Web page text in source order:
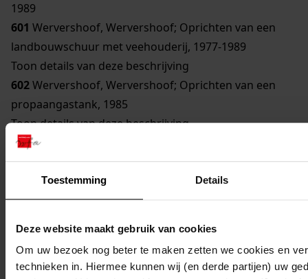
Toestemming Details
Deze website maakt gebruik van cookies
Om uw bezoek nog beter te maken zetten we cookies en
technieken in. Hiermee kunnen wij (en derde partijen) uw
1989
601 Wervershoof, Wervershoof; Oprichten van een
landbouwschuur met veehouderij, 1977-1989
Toon details van deze beschrijving
602Wervershoof, Wervershoof; Oprichten van een
propaangastank, 1985
Toon details van deze beschrijving
603Wervershoof, Wervershoof; Oprichten van een
stroomaggregaat, 1985
Wervershoof, Wervershoof; Oprichten van een
Brood- en banketbakkerij met winkel, 1983-1989
Wervershoof, Wervershoof; Oprichten van een
winkel, 1981-1986